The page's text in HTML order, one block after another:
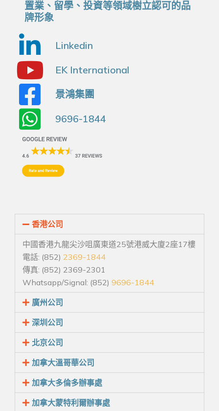
置業、留學、投資等領域樹立認可的品
牌形象
Linkedin
EK International
景鴻集團
9696-1844
香港公司
中國香港九龍尖沙咀廣東道25號港威大廈2座17樓
電話: (852) 2369-1844
傳真: (852) 2369-2301
Whatsapp/Signal: (852) 9696-1844
廣州公司
深圳公司
北京公司
加拿大溫哥華公司
加拿大多倫多辦事處
加拿大蒙特利爾辦事處